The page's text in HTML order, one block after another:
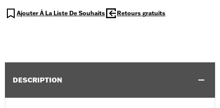
Ajouter À La Liste De Souhaits Retours gratuits
DESCRIPTION